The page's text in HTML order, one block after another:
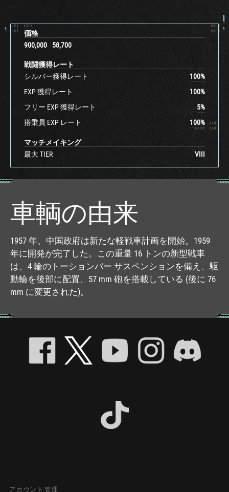
価格
900,000
58,700
戦闘獲得レート
シルバー獲得レート
100%
EXP 獲得レート
100%
フリー EXP 獲得レート
5%
搭乗員 EXP レート
100%
マッチメイキング
最大 TIER
VIII
車輌の由来
1957 年、中国政府は新たな軽戦車計画を開始。1959
年に開発が完了した。この重量 16 トンの新型戦車
は、4 輪のトーションバー サスペンションを備え、駆
動輪を後部に配置、57 mm 砲を搭載している (後に 76
mm に変更された)。
アカウント管理